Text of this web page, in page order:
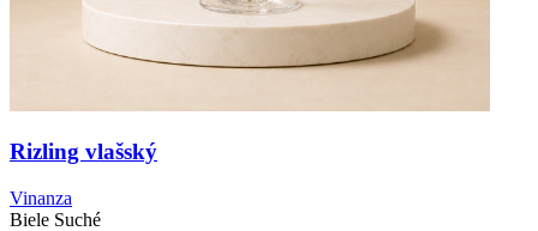
Rizling vlašský
Vinanza
Biele Suché